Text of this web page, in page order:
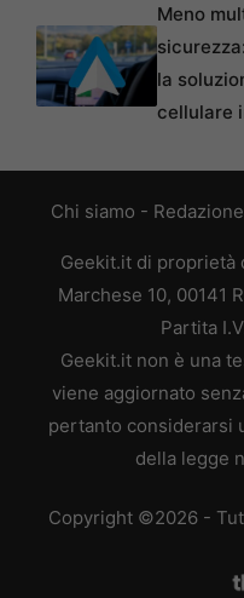
Meno
la
cellulare
Chi siamo - Redazione
Geekit.it di proprietà
Marchese 10, 00141
Partita
Geekit.it non è una
viene aggiornato
pertanto considerarsi
della legge
Copyright ©2026 -